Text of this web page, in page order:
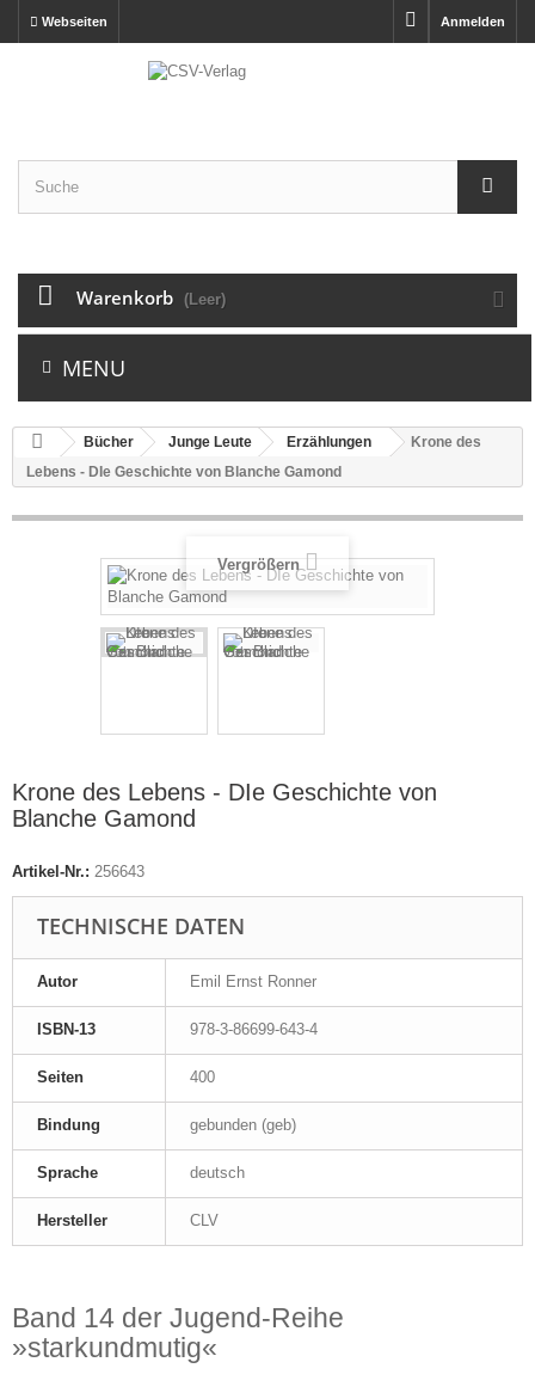
Anmelden
Webseiten
Warenkorb (Leer)
MENU
Bücher Junge Leute Erzählungen
Krone des
Lebens - DIe Geschichte von Blanche Gamond
Vergrößern
Krone des Lebens - DIe Geschichte von
Blanche Gamond
Artikel-Nr.: 256643
TECHNISCHE DATEN
Autor Emil Ernst Ronner
ISBN-13 978-3-86699-643-4
Seiten 400
Bindung gebunden (geb)
Sprache deutsch
Hersteller CLV
Band 14 der Jugend-Reihe
»starkundmutig«